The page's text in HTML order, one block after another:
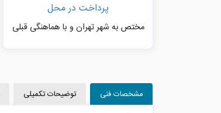
پرداخت در محل
مختص به شهر تهران و با هماهنگی قبلی
مشخصات فنی توضیحات تکمیلی